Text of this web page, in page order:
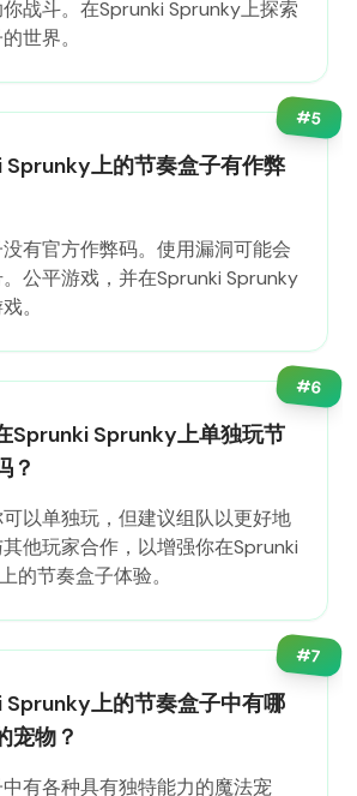
战斗。在Sprunki Sprunky上探索
世界。
#5
Sprunky上的节奏盒子有作弊
有官方作弊码。使用漏洞可能会
公平游戏，并在Sprunki Sprunky
。
#6
Sprunki Sprunky上单独玩节
？
以单独玩，但建议组队以更好地
他玩家合作，以增强你在Sprunki
的节奏盒子体验。
#7
Sprunky上的节奏盒子中有哪
宠物？
有各种具有独特能力的魔法宠